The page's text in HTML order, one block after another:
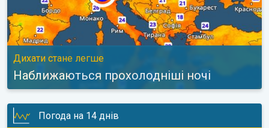
Дихати стане легше
Наближаються прохолодніші ночі
Погода на 14 днів